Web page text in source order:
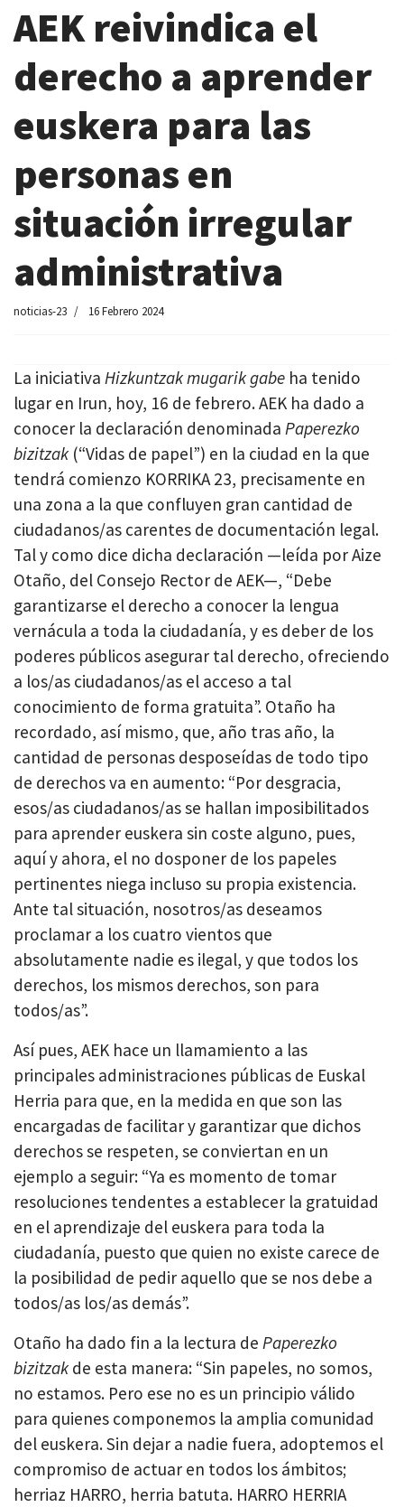
AEK reivindica el
derecho a aprender
euskera para las
personas en
situación irregular
administrativa
noticias-23 16 Febrero 2024
La iniciativa Hizkuntzak mugarik gabe ha tenido
lugar en Irun, hoy, 16 de febrero. AEK ha dado a
conocer la declaración denominada Paperezko
bizitzak(“Vidas de papel”) en la ciudad en la que
tendrá comienzo KORRIKA 23, precisamente en
una zona a la que confluyen gran cantidad de
ciudadanos/as carentes de documentación legal.
Tal y como dice dicha declaración —leída por Aize
Otaño, del Consejo Rector de AEK—, “Debe
garantizarse el derecho a conocer la lengua
vernácula a toda la ciudadanía, y es deber de los
poderes públicos asegurar tal derecho, ofreciendo
a los/as ciudadanos/as el acceso a tal
conocimiento de forma gratuita”. Otaño ha
recordado, así mismo, que, año tras año, la
cantidad de personas desposeídas de todo tipo
de derechos va en aumento: “Por desgracia,
esos/as ciudadanos/as se hallan imposibilitados
para aprender euskera sin coste alguno, pues,
aquí y ahora, el no dosponer de los papeles
pertinentes niega incluso su propia existencia.
Ante tal situación, nosotros/as deseamos
proclamar a los cuatro vientos que
absolutamente nadie es ilegal, y que todos los
derechos, los mismos derechos, son para
todos/as”.
Así pues, AEK hace un llamamiento a las
principales administraciones públicas de Euskal
Herria para que, en la medida en que son las
encargadas de facilitar y garantizar que dichos
derechos se respeten, se conviertan en un
ejemplo a seguir: “Ya es momento de tomar
resoluciones tendentes a establecer la gratuidad
en el aprendizaje del euskera para toda la
ciudadanía, puesto que quien no existe carece de
la posibilidad de pedir aquello que se nos debe a
todos/as los/as demás”.
Otaño ha dado fin a la lectura de Paperezko
bizitzakde esta manera: “Sin papeles, no somos,
no estamos. Pero ese no es un principio válido
para quienes componemos la amplia comunidad
del euskera. Sin dejar a nadie fuera, adoptemos el
compromiso de actuar en todos los ámbitos;
herriaz HARRO, herria batuta. HARRO HERRIA